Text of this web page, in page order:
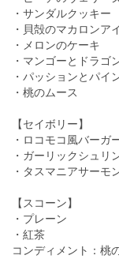
・サンダルクッキー
・貝殻のマカロンア
・メロンのケーキ
・マンゴーとドラゴ
・パッションとパイ
・桃のムース
【セイボリー】
・ロコモコ風バーガ
・ガーリックシュリ
・タスマニアサーモ
【スコーン】
・プレーン
・紅茶
コンディメント：桃